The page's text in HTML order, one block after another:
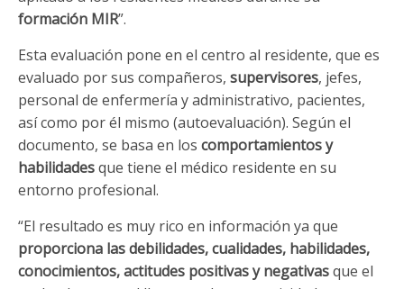
formación MIR”.
Esta evaluación pone en el centro al residente, que es
evaluado por sus compañeros, supervisores, jefes,
personal de enfermería y administrativo, pacientes,
así como por él mismo (autoevaluación). Según el
documento, se basa en los comportamientos y
habilidadesque tiene el médico residente en su
entorno profesional.
“El resultado es muy rico en información ya que
proporciona las debilidades, cualidades, habilidades,
conocimientos, actitudes positivas y negativasque el